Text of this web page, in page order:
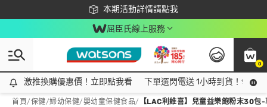
本期活動詳情請點我
下載app最高回饋$350
屈臣氏線上服務
0
激推換購優惠價！立即點我看
激推換購優惠價！立即點我看 下單選閃電送 1小時到貨！領神
首頁/保健/婦幼保健/嬰幼童保健食品/ 【LAC利維喜】兒童益樂飽粉末30